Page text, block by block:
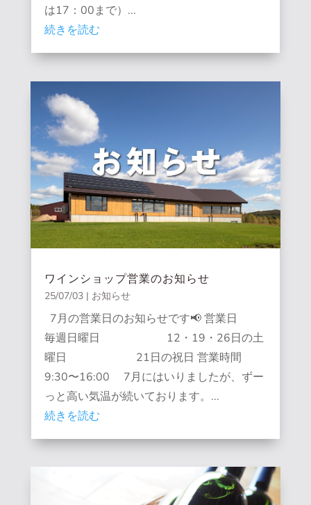
は17：00まで）...
続きを読む
ワインショップ営業のお知らせ
25/07/03| お知らせ
7月の営業日のお知らせです📢 営業日
毎週日曜日 12・19・26日の土
曜日 21日の祝日 営業時間
9:30〜16:00 7月にはいりましたが、ずー
っと高い気温が続いております。...
続きを読む